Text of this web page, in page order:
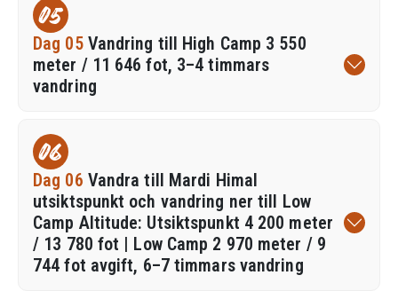
05
Dag 05 Vandring till High Camp 3 550
meter / 11 646 fot, 3–4 timmars
vandring
06
Dag 06 Vandra till Mardi Himal
utsiktspunkt och vandring ner till Low
Camp Altitude: Utsiktspunkt 4 200 meter
/ 13 780 fot | Low Camp 2 970 meter / 9
744 fot avgift, 6–7 timmars vandring